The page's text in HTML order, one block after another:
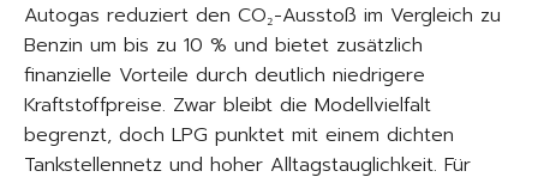
Autogas reduziert den CO₂-Ausstoß im Vergleich zu
Benzin um bis zu 10 % und bietet zusätzlich
finanzielle Vorteile durch deutlich niedrigere
Kraftstoffpreise. Zwar bleibt die Modellvielfalt
begrenzt, doch LPG punktet mit einem dichten
Tankstellennetz und hoher Alltagstauglichkeit. Für